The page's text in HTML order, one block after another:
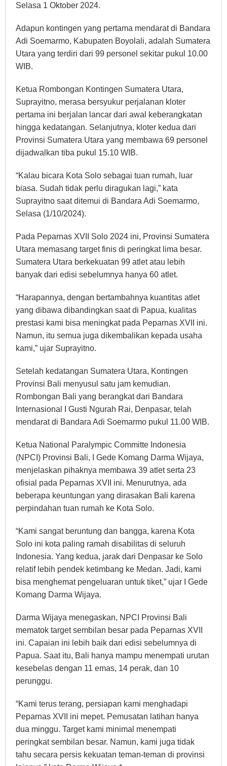
Selasa 1 Oktober 2024.
Adapun kontingen yang pertama mendarat di Bandara
Adi Soemarmo, Kabupaten Boyolali, adalah Sumatera
Utara yang terdiri dari 99 personel sekitar pukul 10.00
WIB.
Ketua Rombongan Kontingen Sumatera Utara,
Suprayitno, merasa bersyukur perjalanan kloter
pertama ini berjalan lancar dari awal keberangkatan
hingga kedatangan. Selanjutnya, kloter kedua dari
Provinsi Sumatera Utara yang membawa 69 personel
dijadwalkan tiba pukul 15.10 WIB.
“Kalau bicara Kota Solo sebagai tuan rumah, luar
biasa. Sudah tidak perlu diragukan lagi,” kata
Suprayitno saat ditemui di Bandara Adi Soemarmo,
Selasa (1/10/2024).
Pada Peparnas XVII Solo 2024 ini, Provinsi Sumatera
Utara memasang target finis di peringkat lima besar.
Sumatera Utara berkekuatan 99 atlet atau lebih
banyak dari edisi sebelumnya hanya 60 atlet.
“Harapannya, dengan bertambahnya kuantitas atlet
yang dibawa dibandingkan saat di Papua, kualitas
prestasi kami bisa meningkat pada Peparnas XVII ini.
Namun, itu semua juga dikembalikan kepada usaha
kami,” ujar Suprayitno.
Setelah kedatangan Sumatera Utara, Kontingen
Provinsi Bali menyusul satu jam kemudian.
Rombongan Bali yang berangkat dari Bandara
Internasional I Gusti Ngurah Rai, Denpasar, telah
mendarat di Bandara Adi Soemarmo pukul 11.00 WIB.
Ketua National Paralympic Committe Indonesia
(NPCI) Provinsi Bali, I Gede Komang Darma Wijaya,
menjelaskan pihaknya membawa 39 atlet serta 23
ofisial pada Peparnas XVII ini. Menurutnya, ada
beberapa keuntungan yang dirasakan Bali karena
perpindahan tuan rumah ke Kota Solo.
“Kami sangat beruntung dan bangga, karena Kota
Solo ini kota paling ramah disabilitas di seluruh
Indonesia. Yang kedua, jarak dari Denpasar ke Solo
relatif lebih pendek ketimbang ke Medan. Jadi, kami
bisa menghemat pengeluaran untuk tiket,” ujar I Gede
Komang Darma Wijaya.
Darma Wijaya menegaskan, NPCI Provinsi Bali
mematok target sembilan besar pada Peparnas XVII
ini. Capaian ini lebih baik dari edisi sebelumnya di
Papua. Saat itu, Bali hanya mampu menempati urutan
kesebelas dengan 11 emas, 14 perak, dan 10
perunggu.
“Kami terus terang, persiapan kami menghadapi
Peparnas XVII ini mepet. Pemusatan latihan hanya
dua minggu. Target kami minimal menempati
peringkat sembilan besar. Namun, kami juga tidak
tahu secara persis kekuatan teman-teman di provinsi